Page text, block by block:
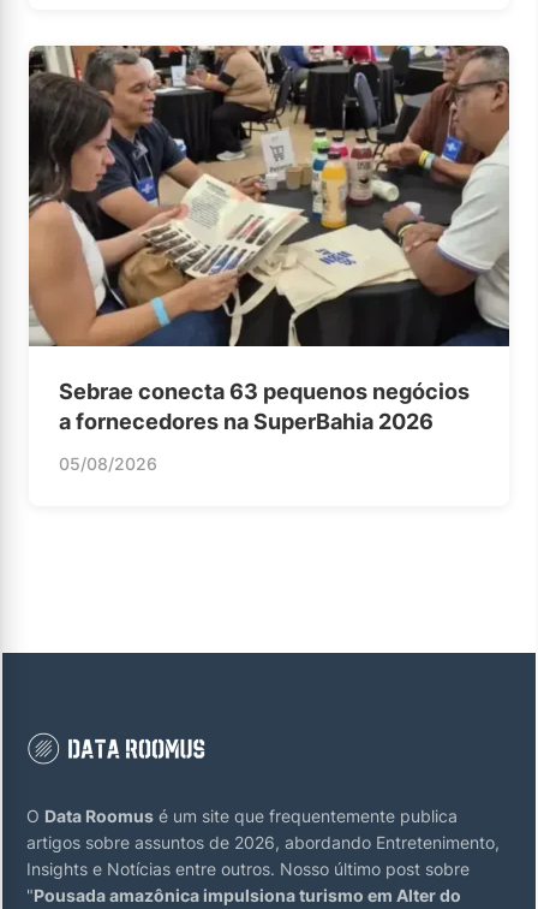
Sebrae conecta 63 pequenos negócios
a fornecedores na SuperBahia 2026
05/08/2026
O Data Roomus é um site que frequentemente publica
artigos sobre assuntos de 2026, abordando Entretenimento,
Insights e Notícias entre outros. Nosso último post sobre
"Pousada amazônica impulsiona turismo em Alter do